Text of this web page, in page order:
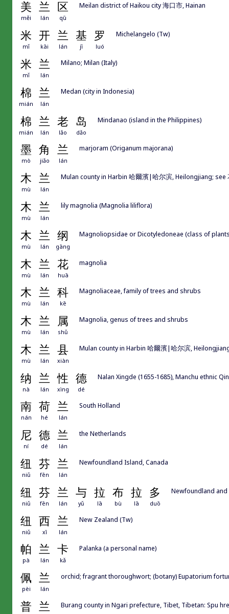
美 兰 区
měi lán qū
Meilan district of Haikou city 海口市, Hainan
米 开 兰 基 罗
mǐ kāi lán jī luó
Michelangelo (Tw)
米 兰
mǐ lán
Milano; Milan (Italy)
棉 兰
mián lán
Medan (city in Indonesia)
棉 兰 老 岛
mián lán lǎo dǎo
Mindanao (island in the Philippines)
墨 角 兰
mò jiǎo lán
marjoram (Origanum majorana)
木 兰
mù lán
Mulan county in Harbin 哈爾濱|哈尔滨, Heilongjiang;
木 兰
mù lán
lily magnolia (Magnolia liliflora)
木 兰 纲
mù lán gāng
Magnoliopsidae or Dicotyledoneae (class of
木 兰 花
mù lán huā
magnolia
木 兰 科
mù lán kē
Magnoliaceae, family of trees and shrubs
木 兰 属
mù lán shǔ
Magnolia, genus of trees and shrubs
木 兰 县
mù lán xiàn
Mulan county in Harbin 哈爾濱|哈尔滨,
纳 兰 性 德
nà lán xìng dé
Nalan Xingde (1655-1685), Manchu ethnic
南 荷 兰
nán hé lán
South Holland
尼 德 兰
ní dé lán
the Netherlands
纽 芬 兰
niǔ fēn lán
Newfoundland Island, Canada
纽 芬 兰 与 拉 布 拉 多
niǔ fēn lán yǔ lā bù lā duō
Newfoundland
纽 西 兰
niǔ xī lán
New Zealand (Tw)
帕 兰 卡
pà lán kǎ
Palanka (a personal name)
佩 兰
pèi lán
orchid; fragrant thoroughwort; (botany) Eupatorium
普 兰 Burang county in Ngari prefecture, Tibet, Tibetan: Spu